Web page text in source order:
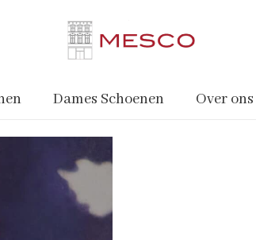
Dames Schoenen Over ons